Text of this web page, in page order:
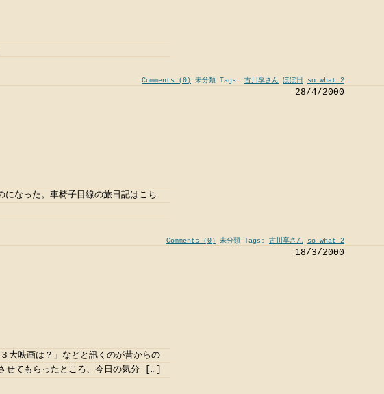
Comments (0) 未分類 Tags: 古川享さん ほぼ日 so what 2
28/4/2000
になった。車椅子目線の旅日記はこち
Comments (0) 未分類 Tags: 古川享さん so what 2
18/3/2000
大映画は？」などと訊くのが昔からの
せてもらったところ、今日の気分 […]